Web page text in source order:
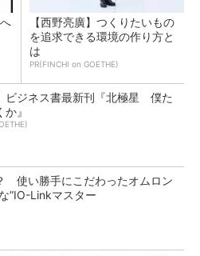
【西野亮廣】つくりたいもの
を追求できる環境の作り方と
は
PR(FINCHI on GOETHE)
ビジネス書最新刊『北極星 僕た
』
使い勝手にこだわったオムロン
”IO-Linkマスター